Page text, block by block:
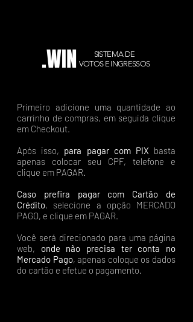
.WIN
SISTEMA DE
VOTOS E INGRESSOS
Primeiro adicione uma quantidade ao
carrinho de compras, em seguida clique
em Checkout.
Após isso, para pagar com PIX basta
apenas colocar seu CPF, telefone e
clique em PAGAR.
Caso prefira pagar com Cartão de
Crédito, selecione a opção MERCADO
PAGO, e clique em PAGAR.
Você será direcionado para uma página
web, onde não precisa ter conta no
Mercado Pago, apenas coloque os dados
do cartão e efetue o pagamento.